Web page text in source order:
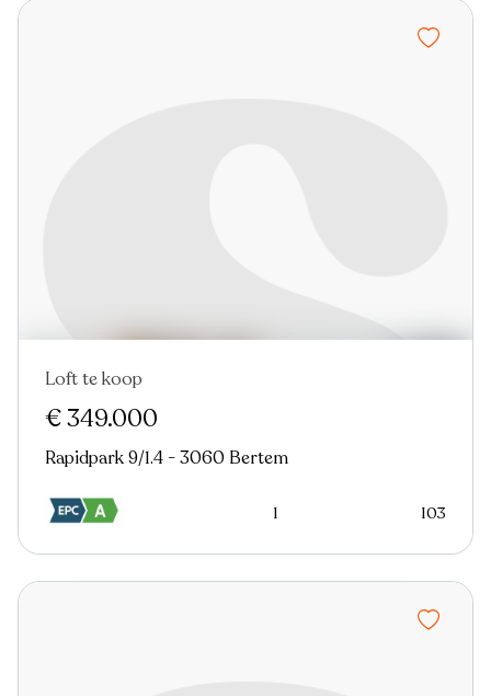
Virtual tour
Loft te koop
€ 349.000
Rapidpark 9/1.4 - 3060 Bertem
1 103